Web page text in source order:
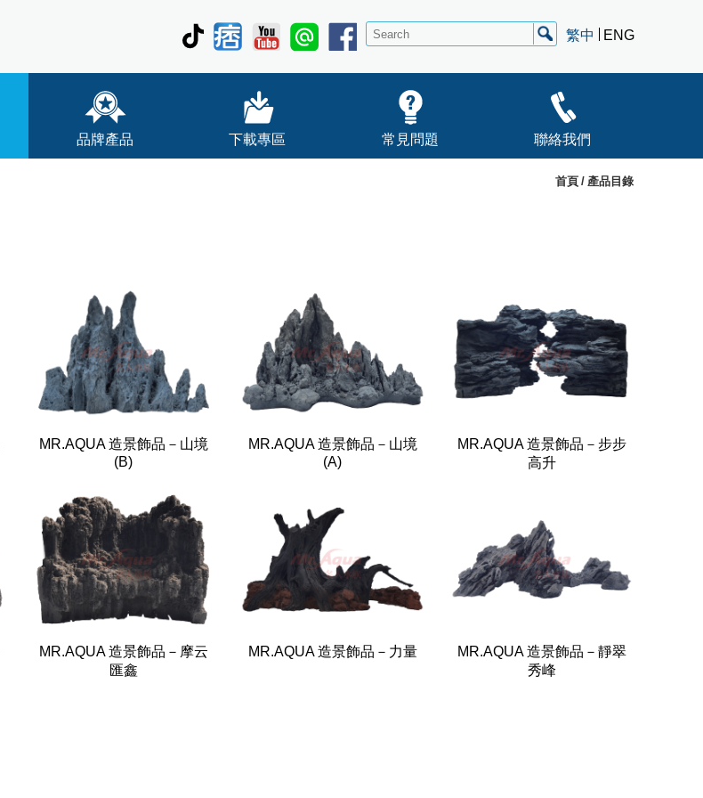
繁中 ENG
品牌產品 下載專區 常見問題 聯絡我們
首頁 產品目錄
MR.AQUA 造景飾品－山境
(B)
MR.AQUA 造景飾品－山境
(A)
MR.AQUA 造景飾品－步步
高升
MR.AQUA 造景飾品－摩云
匯鑫
MR.AQUA 造景飾品－力量
MR.AQUA 造景飾品－靜翠
秀峰